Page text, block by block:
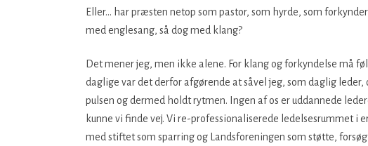
Eller… har præsten netop som pastor, som hyrde, som
med englesang, så dog med klang?
Det mener jeg, men ikke alene. For klang og forkyndelse må
daglige var det derfor afgørende at såvel jeg, som daglig
pulsen og dermed holdt rytmen. Ingen af os er uddannede
kunne vi finde vej. Vi re-professionaliserede ledelsesrummet i
med stiftet som sparring og Landsforeningen som støtte,